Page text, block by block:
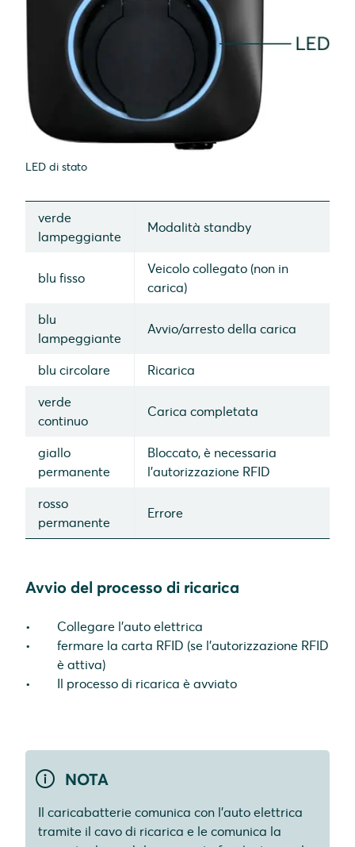
LED di stato
verde
lampeggiante
Modalità standby
blu fisso
Veicolo collegato (non in
carica)
blu
lampeggiante
Avvio/arresto della carica
blu circolare
Ricarica
verde
continuo
Carica completata
giallo
permanente
Bloccato, è necessaria
l'autorizzazione RFID
rosso
permanente
Errore
Avvio del processo di ricarica
Collegare l'auto elettrica
fermare la carta RFID (se l'autorizzazione RFID
è attiva)
Il processo di ricarica è avviato
NOTA
Il caricabatterie comunica con l'auto elettrica
tramite il cavo di ricarica e le comunica la